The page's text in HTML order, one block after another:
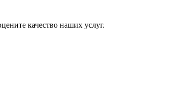
качество наших услуг.